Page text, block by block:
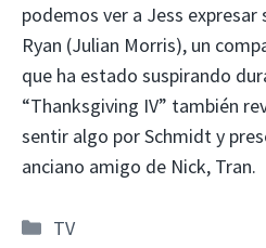
podemos ver a Jess
Ryan (Julian Morris), un
que ha estado suspirando
“Thanksgiving IV” también
sentir algo por Schmidt y
anciano amigo de Nick, Tran.
Categorías
TV